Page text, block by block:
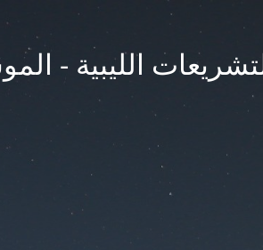
الليبية -